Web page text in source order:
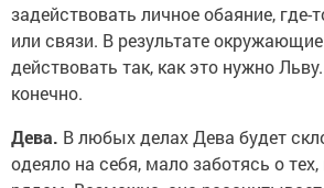
задействовать личное обаяние, где-
или связи. В результате
действовать так, как это нужно
конечно.
Дева. В любых делах Дева будет
одеяло на себя, мало заботясь о